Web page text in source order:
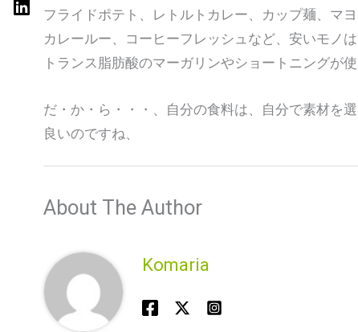
フライドポテト、レトルトカレー、カップ麺、マ
カレールー、コーヒーフレッシュなど、安いモノ
トランス脂肪酸のマーガリンやショートニングが
だ・か・ら・・・、自分の食料は、自分で素材を
良いのですね、
About The Author
Komaria